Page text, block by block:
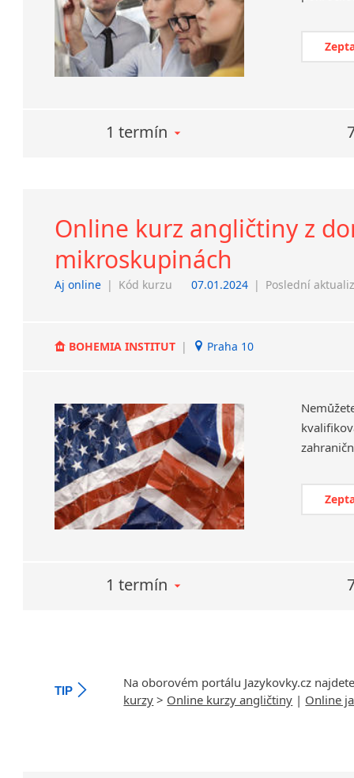
1 termín
Online kurz angličtiny z
mikroskupinách
Aj online | Kód kurzu 07.01.2024 | Poslední
BOHEMIA INSTITUT | Praha 10
1 termín
TIP
Na oborovém portálu Jazykovky.cz
kurzy > Online kurzy angličtiny | Online